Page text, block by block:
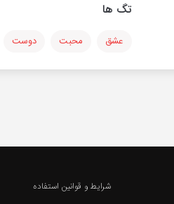
تگ ها
عشق محبت دوست
شرایط و قوانین استفاده